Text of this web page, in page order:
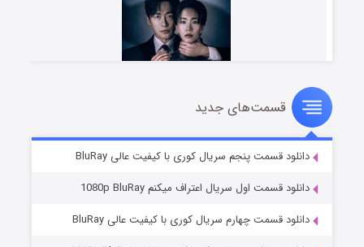
قسمت۸ (زیرنویس) منتشر شد
قسمت‌های جدید
دانلود قسمت پنجم سریال کوری با کیفیت عالی BluRay
دانلود قسمت اول سریال اعتراف میکنم 1080p BluRay
دانلود قسمت چهارم سریال کوری با کیفیت عالی BluRay